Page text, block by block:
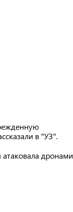
в "УЗ".
атаковала дронами